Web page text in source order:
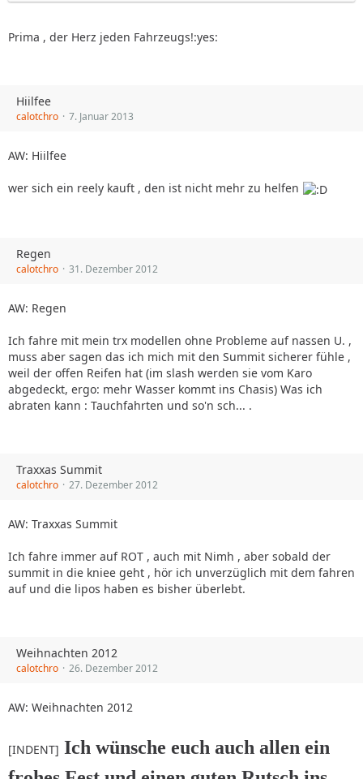
Prima , der Herz jeden Fahrzeugs!:yes:
Hiilfee
calotchro 7. Januar 2013
AW: Hiilfee
wer sich ein reely kauft , den ist nicht mehr zu helfen
Regen
calotchro 31. Dezember 2012
AW: Regen
Ich fahre mit mein trx modellen ohne Probleme auf nassen U. ,
muss aber sagen das ich mich mit den Summit sicherer fühle ,
weil der offen Reifen hat (im slash werden sie vom Karo
abgedeckt, ergo: mehr Wasser kommt ins Chasis) Was ich
abraten kann : Tauchfahrten und so'n sch... .
Traxxas Summit
calotchro 27. Dezember 2012
AW: Traxxas Summit
Ich fahre immer auf ROT , auch mit Nimh , aber sobald der
summit in die kniee geht , hör ich unverzüglich mit dem fahren
auf und die lipos haben es bisher überlebt.
Weihnachten 2012
calotchro 26. Dezember 2012
AW: Weihnachten 2012
[INDENT] Ich wünsche euch auch allen ein